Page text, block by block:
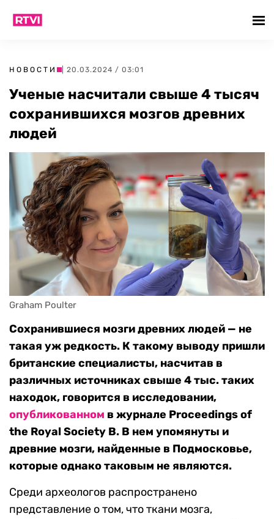
НОВОСТИ | 20.03.2024 / 03:01
Ученые насчитали свыше 4 тысяч
сохранившихся мозгов древних
людей
Graham Poulter
Сохранившиеся мозги древних людей — не
такая уж редкость. К такому выводу пришли
британские специалисты, насчитав в
различных источниках свыше 4 тыс. таких
находок, говорится в исследовании,
опубликованном в журнале Proceedings of
the Royal Society B. В нем упомянуты и
древние мозги, найденные в Подмосковье,
которые однако таковым не являются.
Среди археологов распространено
представление о том, что ткани мозга,